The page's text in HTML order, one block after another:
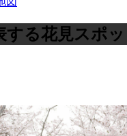
する花見スポッ